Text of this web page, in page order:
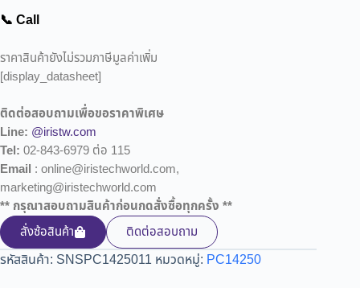
📞 Call
ราคาสินค้ายังไม่รวมภาษีมูลค่าเพิ่ม
[display_datasheet]
ติดต่อสอบถามเพื่อขอราคาพิเศษ
Line: @iristw.com
Tel: 02-843-6979 ต่อ 115
Email : online@iristechworld.com,
marketing@iristechworld.com
** กรุณาสอบถามสินค้าก่อนกดสั่งซื้อทุกครั้ง **
สั่งซ้อสินค้า
ติดต่อสอบถาม
รหัสสินค้า: SNSPC1425011 หมวดหมู่: PC14250